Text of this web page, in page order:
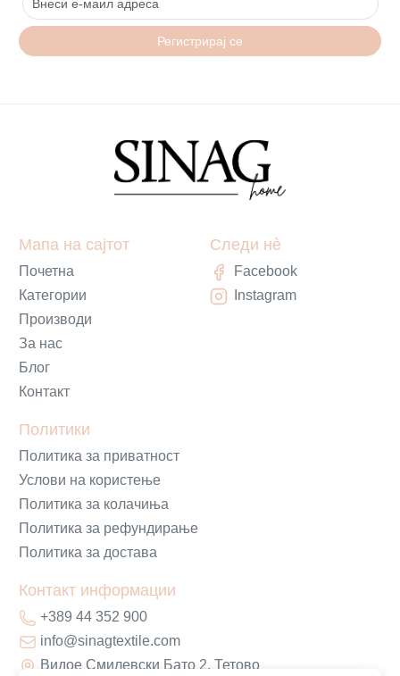
Регистрирај се
Мапа на сајтот
Почетна
Категории
Производи
За нас
Блог
Контакт
Политики
Политика за приватност
Услови на користење
Политика за колачиња
Политика за рефундирање
Политика за достава
Контакт информации
+389 44 352 900
info@sinagtextile.com
Видое Смилевски Бато 2, Тетово
Следи нè
Facebook
Instagram